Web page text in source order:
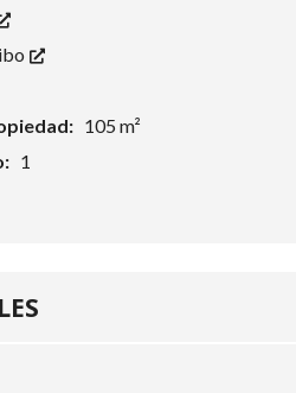
105 m²
1